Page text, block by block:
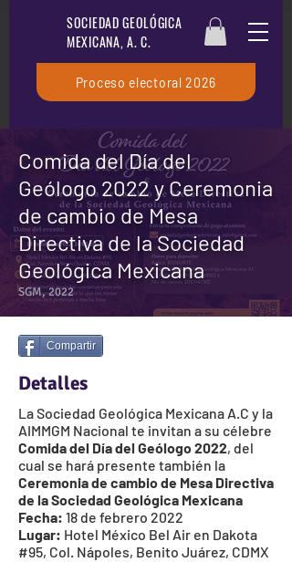
SOCIEDAD GEOLÓGICA
MEXICANA, A. C.
Proceso electoral 2026
Comida del Día del
Geólogo 2022 y Ceremonia
de cambio de Mesa
Directiva de la Sociedad
Geológica Mexicana
SGM, 2022
Compartir
Detalles
LaSociedad Geológica Mexicana A.C y la
AIMMGM Nacional te invitan a su célebre
Comida del Día del Geólogo 2022, del
cual se hará presente también la
Ceremonia de cambio de Mesa Directiva
de la Sociedad Geológica Mexicana
Fecha: 18 de febrero 2022
Lugar: Hotel México Bel Air en Dakota
#95, Col. Nápoles, Benito Juárez, CDMX